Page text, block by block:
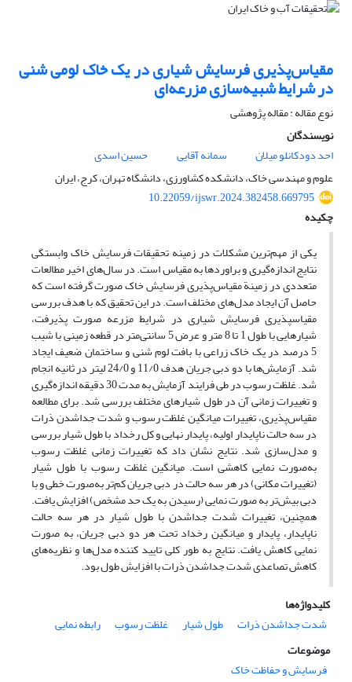
مقیاس‌پذیری فرسایش شیاری در یک خاک لومی شنی
در شرایط شبیه‌سازی مزرعه‌ای
نوع مقاله : مقاله پژوهشی
نویسندگان
احد دودکانلو میلان
سمانه آقایی
حسین اسدی
علوم و مهندسی خاک، دانشکده کشاورزی، دانشگاه تهران، کرج، ایران
10.22059/ijswr.2024.382458.669795
چکیده
یکی از مهم‌ترین مشکلات در زمینه تحقیقات فرسایش خاک وابستگی
نتایج اندازه‌گیری و براوردها به مقیاس است. در سال‌های اخیر مطالعات
متعددی در زمینة مقیاس‌پذیری فرسایش خاک صورت‌ گرفته است که
حاصل آن ایجاد مدل‌های مختلف است. در این تحقیق که با هدف بررسی
مقیاس­پذیری فرسایش شیاری در شرایط مزرعه صورت ‌پذیرفت،
شیارهایی با طول 1 تا 8 متر و عرض 5 سانتی‌متر در قطعه زمینی با شیب
5 درصد در یک خاک زراعی با بافت لوم شنی و ساختمان ضعیف ایجاد
شد. آزمایش‌ها با دو دبی جریان هدف 11/0 و 24/0 لیتر در ثانیه انجام
شد. غلظت رسوب در طی فرایند آزمایش به مدت 30 دقیقه اندازه‌گیری
و تغییرات زمانی آن در طول شیارهای مختلف بررسی شد. برای مطالعه
مقیاس‌پذیری، تغییرات میانگین غلظت رسوب و شدت جداشدن ذرات
در سه حالت ناپایدار اولیه، پایدار نهایی و کل رخداد با طول شیار بررسی
و مدل‌سازی شد. نتایج نشان داد که تغییرات زمانی غلظت رسوب
به‌صورت نمایی کاهشی است. میانگین غلظت رسوب با طول شیار
(تغییرات مکانی) در هر سه حالت در دبی جریان کم‌تر به‌صورت خطی و با
دبی بیش‌تر به صورت نمایی (رسیدن به یک حد مشخص) افزایش یافت.
همچنین، تغییرات شدت جداشدن با طول شیار در هر سه حالت
ناپایدار، پایدار و میانگین رخداد تحت هر دو دبی جریان، به صورت
نمایی کاهش یافت. نتایج به طور کلی تایید کننده مدل‌ها و نظریه‌های
کاهش تصاعدی شدت جداشدن ذرات با افزایش طول بود.
کلیدواژه‌ها
شدت جداشدن ذرات
طول شیار غلظت رسوب
رابطه نمایی
موضوعات
فرسایش و حفاظت خاک